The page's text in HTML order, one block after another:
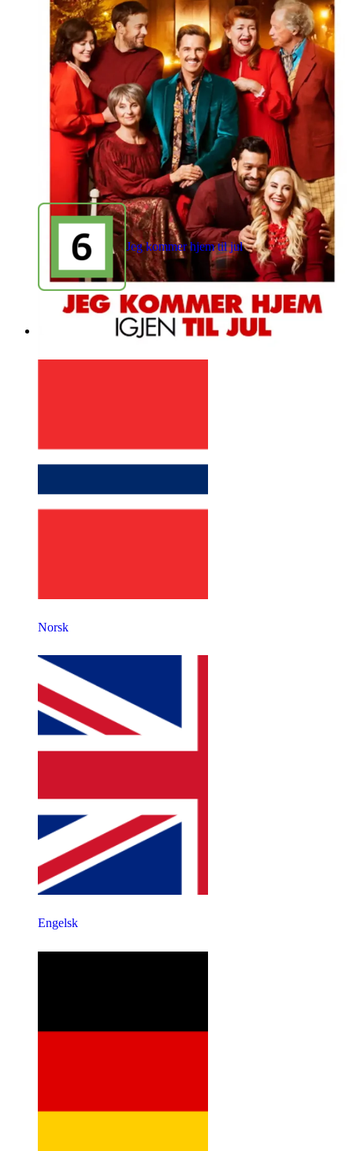
Jeg kommer hjem til jul
Norsk
Engelsk